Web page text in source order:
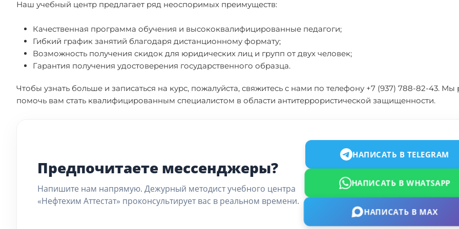
Наш учебный центр предлагает ряд неоспоримых преимуществ:
Качественная программа обучения и высококвалифицированные педагоги;
Гибкий график занятий благодаря дистанционному формату;
Возможность получения скидок для юридических лиц и групп от двух человек;
Гарантия получения удостоверения государственного образца.
Чтобы узнать больше и записаться на курс, пожалуйста, свяжитесь с нами по телефону +7 (937) 788-82-43. Мы
помочь вам стать квалифицированным специалистом в области антитеррористической защищенности.
Предпочитаете мессенджеры?
Напишите нам напрямую. Дежурный методист учебного центра
«Нефтехим Аттестат» проконсультирует вас в реальном времени.
НАПИСАТЬ В TELEGRAM
НАПИСАТЬ В WHATSAPP
НАПИСАТЬ В MAX